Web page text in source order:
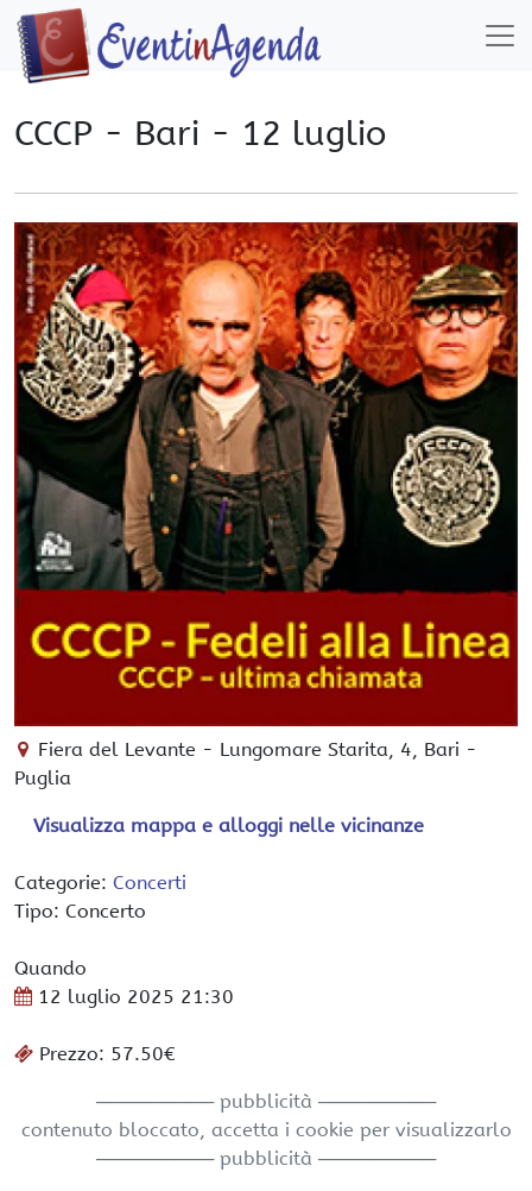
CCCP - Bari - 12 luglio
Fiera del Levante - Lungomare Starita, 4, Bari -
Puglia
Visualizza mappa e alloggi nelle vicinanze
Categorie: Concerti
Tipo: Concerto
Quando
12 luglio 2025 21:30
Prezzo: 57.50€
───────── pubblicità ─────────
contenuto bloccato, accetta i cookie per visualizzarlo
───────── pubblicità ─────────